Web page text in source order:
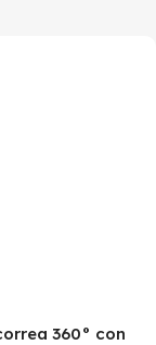
360° con